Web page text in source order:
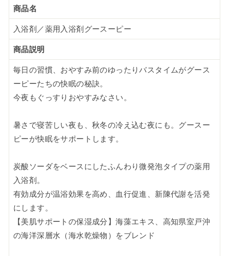
商品名
入浴剤／薬用入浴剤グースーピー
商品説明
毎日の習慣、おやすみ前のゆったりバスタイムがグース
ーピーたちの快眠の秘訣。
今夜もぐっすりおやすみなさい。
暑さで寝苦しい夜も、秋冬の冷え込む夜にも。グースー
ピーが快眠をサポートします。
炭酸ソーダをベースにしたふんわり微発泡タイプの薬用
入浴剤。
有効成分が温浴効果を高め、血行促進、新陳代謝を活発
にします。
【美肌サポートの保湿成分】海藻エキス、高知県室戸沖
の海洋深層水（海水乾燥物）をブレンド